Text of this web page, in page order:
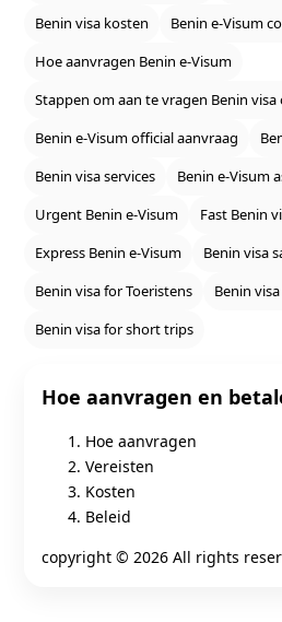
Benin visa kosten
Benin e‑Visum
Hoe aanvragen Benin e‑Visum
Stappen om aan te vragen Benin visa
Benin e‑Visum official aanvraag
Benin visa services
Benin e‑Visum
Urgent Benin e‑Visum
Fast Benin
Express Benin e‑Visum
Benin visa
Benin visa for Toeristens
Benin
Benin visa for short trips
Hoe aanvragen en
Hoe aanvragen
Vereisten
Kosten
Beleid
copyright © 2026 All rights